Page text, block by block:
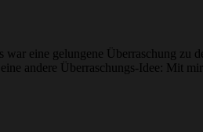
eine gelungene Überraschung
andere Überraschungs-Idee: